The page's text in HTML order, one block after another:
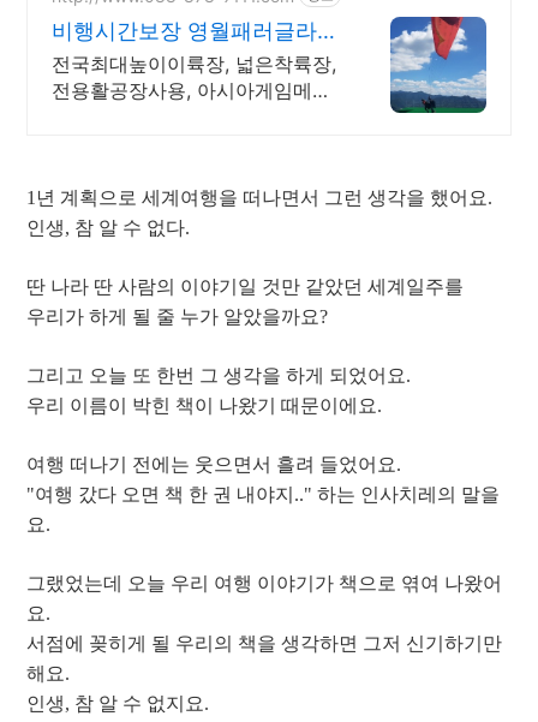
비행시간보장 영월패러글라이
딩
전국최대높이이륙장, 넓은착륙장,
전용활공장사용, 아시아게임메달
1년 계획으로 세계여행을 떠나면서 그런 생각을 했어요.
인생, 참 알 수 없다.
딴 나라 딴 사람의 이야기일 것만 같았던 세계일주를
우리가 하게 될 줄 누가 알았을까요?
그리고 오늘 또 한번 그 생각을 하게 되었어요.
우리 이름이 박힌 책이 나왔기 때문이에요.
여행 떠나기 전에는 웃으면서 흘려 들었어요.
"여행 갔다 오면 책 한 권 내야지.." 하는 인사치레의 말을
요.
그랬었는데 오늘 우리 여행 이야기가 책으로 엮여 나왔어
요.
서점에 꽂히게 될 우리의 책을 생각하면 그저 신기하기만
해요.
인생, 참 알 수 없지요.